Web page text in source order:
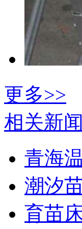
更多>>
相关新闻
青海
潮汐
育苗